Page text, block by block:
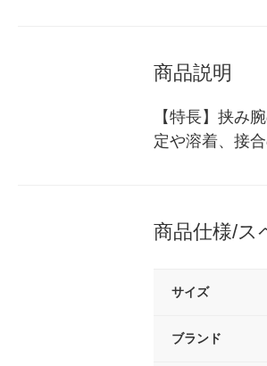
商品説明
【特長】挟み
定や溶着、接
商品仕様/ス
サイズ
ブランド